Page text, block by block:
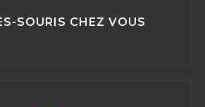
SOURIS CHEZ VOUS